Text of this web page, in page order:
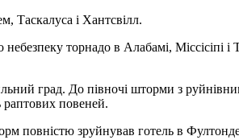
Таскалуса і Хантсвілл.
торнадо в Алабамі, Міссісіпі
град. До півночі шторми з
повеней.
повністю зруйнував готель в